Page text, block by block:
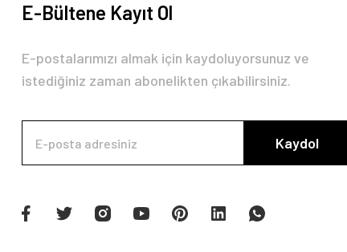
E-Bültene Kayıt Ol
E-postalarımızı almak için kaydoluyorsunuz ve
istediğiniz zaman abonelikten çıkabilirsiniz.
Kaydol